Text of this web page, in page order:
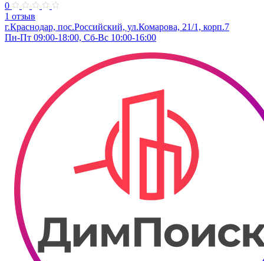
0
1 отзыв
г.Краснодар, пос.Российский, ул.Комарова, 21/1, корп.7
Пн-Пт 09:00-18:00, Сб-Вс 10:00-16:00